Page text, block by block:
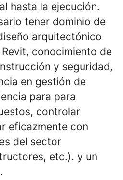
hasta la ejecución.
tener dominio de
arquitectónico
conocimiento de
y seguridad,
en gestión de
para para
controlar
eficazmente con
del sector
etc.). y un